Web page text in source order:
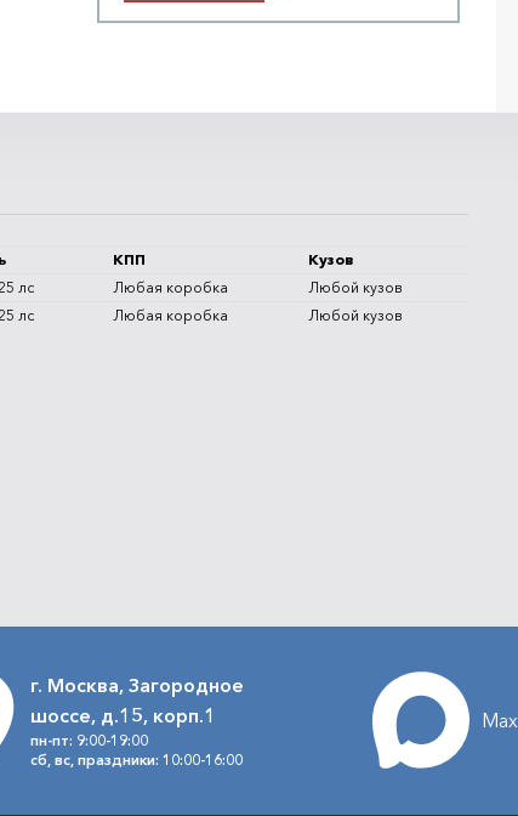
КПП
Кузов
лс Любая коробка
Любой кузов
лс Любая коробка Любой кузов
Max
г. Москва, Загородное
шоссе, д.15, корп.1
пн-пт: 9:00-19:00
сб, вс, праздники: 10:00-16:00